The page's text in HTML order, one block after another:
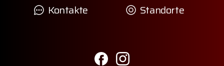
Kontakte
Standorte